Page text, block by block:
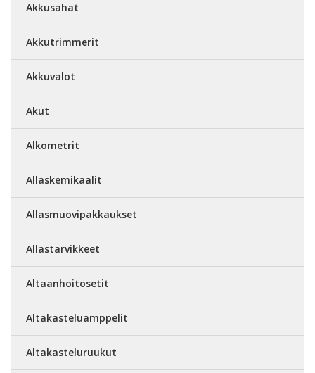
Akkusahat
Akkutrimmerit
Akkuvalot
Akut
Alkometrit
Allaskemikaalit
Allasmuovipakkaukset
Allastarvikkeet
Altaanhoitosetit
Altakasteluamppelit
Altakasteluruukut